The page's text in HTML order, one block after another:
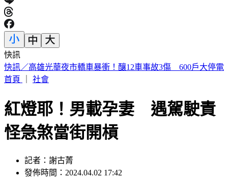
快訊
5年前爆校園霸凌！韓男星現身菲律賓近況曝
首頁
社會
紅燈耶！男載孕妻 遇駕駛責
怪急煞當街開槓
記者：謝古菁
發佈時間：2024.04.02 17:42